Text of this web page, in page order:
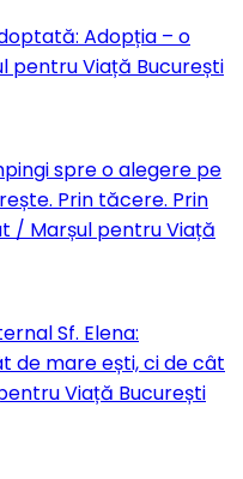
Adopția – o
pentru Viață București
spre o alegere pe
Prin tăcere. Prin
/ Marșul pentru Viață
Sf. Elena:
de mare ești, ci de cât
Viață București